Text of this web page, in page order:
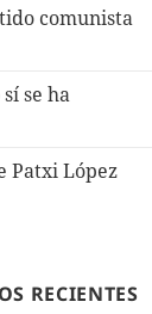
comunista
se ha
Patxi López
RECIENTES